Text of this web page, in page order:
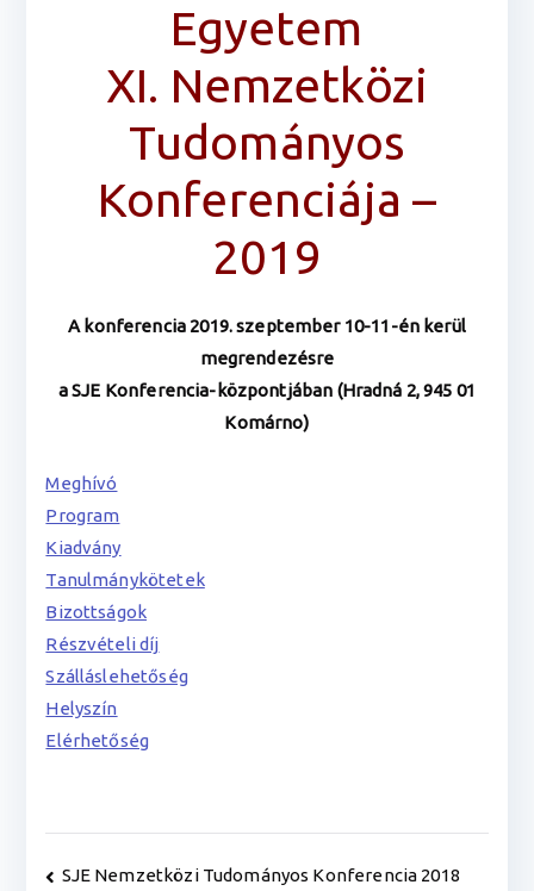
Egyetem
XI. Nemzetközi
Tudományos
Konferenciája –
2019
A konferencia 2019. szeptember 10-11-én kerül
megrendezésre
a SJE Konferencia-központjában (Hradná 2, 945 01
Komárno)
Meghívó
Program
Kiadvány
Tanulmánykötetek
Bizottságok
Részvételi díj
Szálláslehetőség
Helyszín
Elérhetőség
Bejegyzés
SJE Nemzetközi Tudományos Konferencia 2018